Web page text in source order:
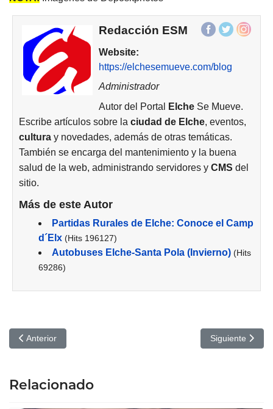
Redacción ESM
Website:
https://elchesemueve.com/blog
Administrador
Autor del Portal
ElcheSe Mueve.
Escribe artículos sobre la ciudad de Elche, eventos,
cultura y novedades, además de otras temáticas.
También se encarga del mantenimiento y la buena
salud de la web, administrando servidores y CMS del
sitio.
Más de este Autor
Partidas Rurales de Elche: Conoce el Camp
d´Elx (Hits 196127)
Autobuses Elche-Santa Pola (Invierno) (Hits
69286)
Artículo anterior: Actividades Acuáticas Elche Otoño-Invierno 2024
Anterior Artículo
Siguiente
Relacionado